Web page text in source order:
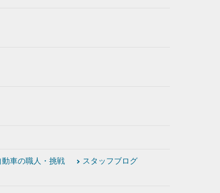
動車の職人・挑戦
スタッフブログ